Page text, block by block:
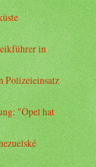
in
Polizeieinsatz
"Opel hat